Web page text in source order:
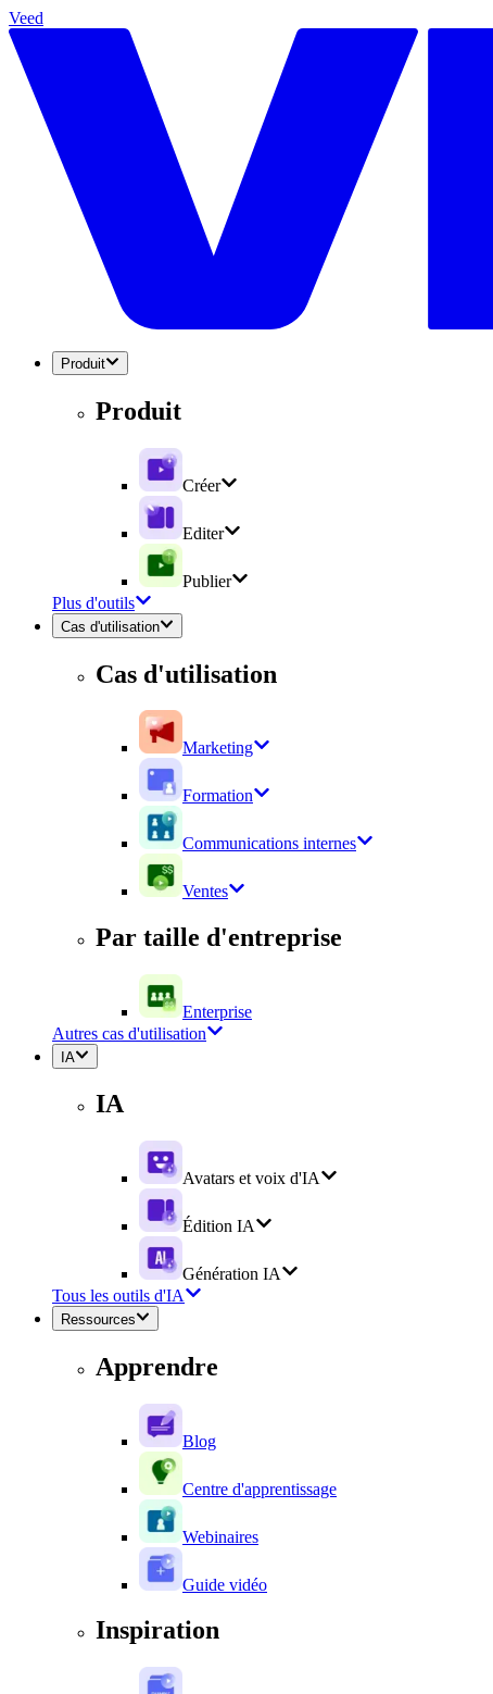
Veed
Produit
Produit
Créer
Editer
Publier
Plus d'outils
Cas d'utilisation
Cas d'utilisation
Marketing
Formation
Communications internes
Ventes
Par taille d'entreprise
Enterprise
Autres cas d'utilisation
IA
IA
Avatars et voix d'IA
Édition IA
Génération IA
Tous les outils d'IA
Ressources
Apprendre
Blog
Centre d'apprentissage
Webinaires
Guide vidéo
Inspiration